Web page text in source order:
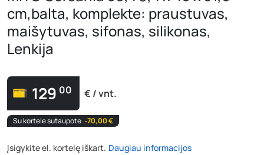
cm,balta, komplekte: praustuvas,
maišytuvas, sifonas, silikonas,
Lenkija
129 00 € / vnt.
Su kortele sutaupote ‐70,00 €
Įsigykite el. kortelę iškart. Daugiau informacijos